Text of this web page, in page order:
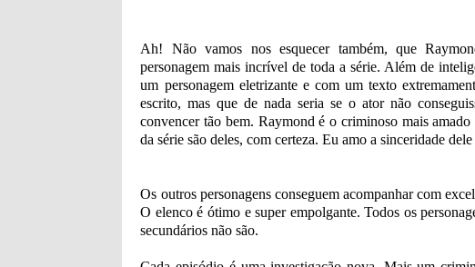
Ah! Não vamos nos esquecer também, que
personagem mais incrível de toda a série. Além de
um personagem eletrizante e com um texto
escrito, mas que de nada seria se o ator não
convencer tão bem. Raymond é o criminoso mais
da série são deles, com certeza. Eu amo a sinceridade
Os outros personagens conseguem acompanhar com
O elenco é ótimo e super empolgante. Todos os
secundários não são.